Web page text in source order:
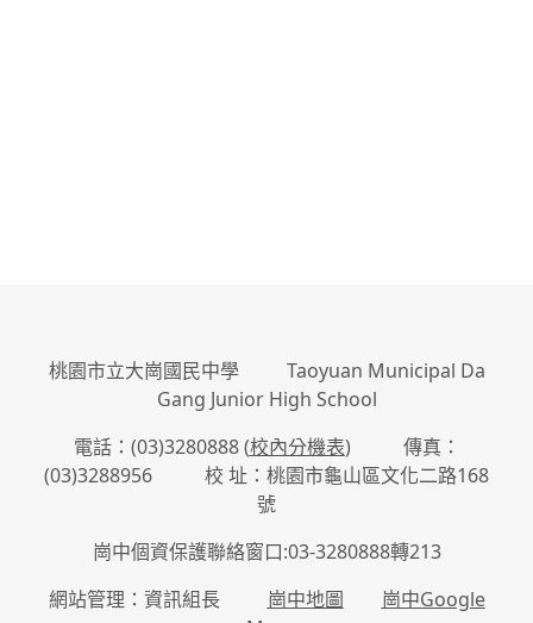
桃園市立大崗國民中學 Taoyuan Municipal Da
Gang Junior High School
電話：(03)3280888 (校內分機表) 傳真：
(03)3288956 校 址：桃園市龜山區文化二路168
號
崗中個資保護聯絡窗口:03-3280888轉213
網站管理：資訊組長 崗中地圖
崗中Google